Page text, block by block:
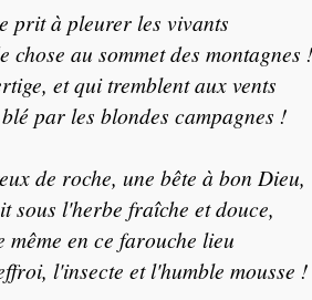
prit à pleurer les vivants
chose au sommet des montagnes
et qui tremblent aux vents
par les blondes campagnes !
de roche, une bête à bon Dieu,
sous l'herbe fraîche et douce,
en ce farouche lieu
l'insecte et l'humble mousse !